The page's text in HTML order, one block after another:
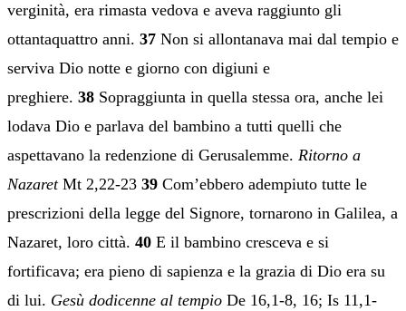
verginità, era rimasta vedova e aveva raggiunto gli
ottantaquattro anni. 37 Non si allontanava mai dal tempio e
serviva Dio notte e giorno con digiuni e
preghiere. 38 Sopraggiunta in quella stessa ora, anche lei
lodava Dio e parlava del bambino a tutti quelli che
aspettavano la redenzione di Gerusalemme. Ritorno a
NazaretMt 2,22-23 39 Com’ebbero adempiuto tutte le
prescrizioni della legge del Signore, tornarono in Galilea, a
Nazaret, loro città. 40 E il bambino cresceva e si
fortificava; era pieno di sapienza e la grazia di Dio era su
di lui. Gesù dodicenne al tempio De 16,1-8, 16; Is 11,1-